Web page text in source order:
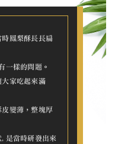
鳳梨酥長長扁
一樣的問題。
大家吃起來滿
變薄，整塊厚
,是當時研發出來